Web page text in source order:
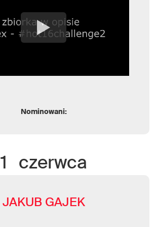
Nominowani:
1 czerwca
JAKUB GAJEK